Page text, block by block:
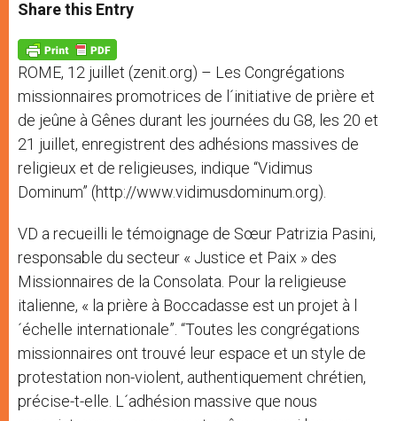
t
s
p
p
s
e
g
e
r
e
b
o
k
Share this Entry
ROME, 12 juillet (zenit.org) – Les Congrégations
missionnaires promotrices de l´initiative de prière et
de jeûne à Gênes durant les journées du G8, les 20 et
21 juillet, enregistrent des adhésions massives de
religieux et de religieuses, indique “Vidimus
Dominum” (http://www.vidimusdominum.org).
VD a recueilli le témoignage de Sœur Patrizia Pasini,
responsable du secteur « Justice et Paix » des
Missionnaires de la Consolata. Pour la religieuse
italienne, « la prière à Boccadasse est un projet à l
´échelle internationale”. “Toutes les congrégations
missionnaires ont trouvé leur espace et un style de
protestation non-violent, authentiquement chrétien,
précise-t-elle. L´adhésion massive que nous